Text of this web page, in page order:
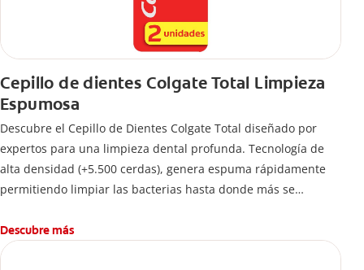
Cepillo de dientes Colgate Total Limpieza
Espumosa
Descubre el Cepillo de Dientes Colgate Total diseñado por
expertos para una limpieza dental profunda. Tecnología de
alta densidad (+5.500 cerdas), genera espuma rápidamente
permitiendo limpiar las bacterias hasta donde más se
Descubre más